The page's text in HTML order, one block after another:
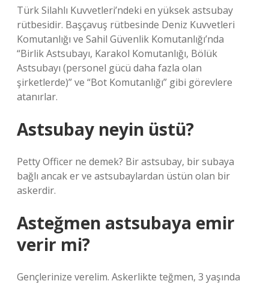
Türk Silahlı Kuvvetleri’ndeki en yüksek astsubay
rütbesidir. Başçavuş rütbesinde Deniz Kuvvetleri
Komutanlığı ve Sahil Güvenlik Komutanlığı’nda
“Birlik Astsubayı, Karakol Komutanlığı, Bölük
Astsubayı (personel gücü daha fazla olan
şirketlerde)” ve “Bot Komutanlığı” gibi görevlere
atanırlar.
Astsubay neyin üstü?
Petty Officer ne demek? Bir astsubay, bir subaya
bağlı ancak er ve astsubaylardan üstün olan bir
askerdir.
Asteğmen astsubaya emir
verir mi?
Gençlerinize verelim. Askerlikte teğmen, 3 yaşında